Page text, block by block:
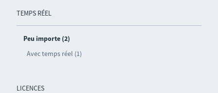
TEMPS RÉEL
Peu importe (2)
Avec temps réel (1)
LICENCES